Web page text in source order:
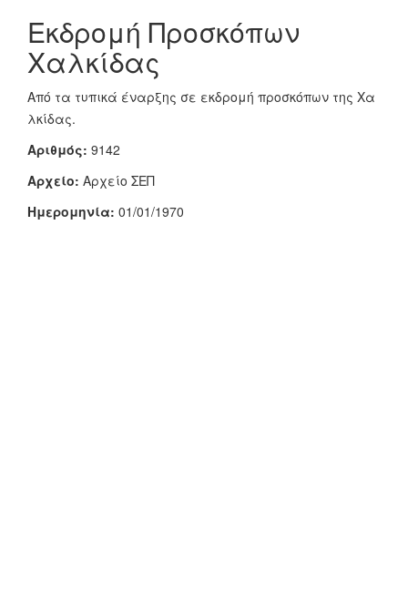
Εκδρομή Προσκόπων
Χαλκίδας
Από τα τυπικά έναρξης σε εκδρομή προσκόπων της Χα
λκίδας.
Αριθμός: 9142
Αρχείο: Αρχείο ΣΕΠ
Ημερομηνία: 01/01/1970